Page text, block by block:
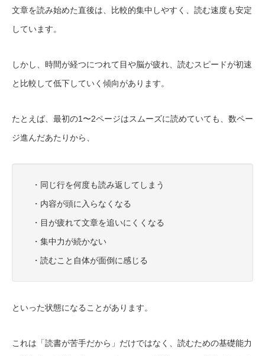
文章を読み始めた直後は、比較的集中しやすく、読む速度も安定
しています。
しかし、時間が経つにつれて目や脳が疲れ、読むスピードが初速
と比較して低下していく傾向があります。
たとえば、最初の1〜2ページはスムーズに読めていても、数ペー
ジ進んだあたりから、
・同じ行を何度も読み返してしまう
・内容が頭に入らなくなる
・目が疲れて文章を追いにくくなる
・集中力が続かない
・読むこと自体が面倒に感じる
といった状態になることがあります。
これは「読書が苦手だから」だけではなく、読むための基礎能力